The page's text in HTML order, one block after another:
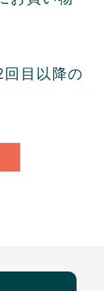
目以降の